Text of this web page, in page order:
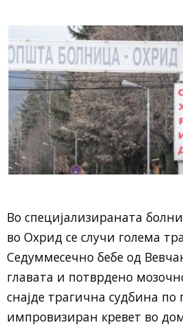
Во специјализираната
во Охрид се случи голема
Седуммесечно бебе од
главата и потврдено
снајде трагична судбина по
импровизиран кревет во